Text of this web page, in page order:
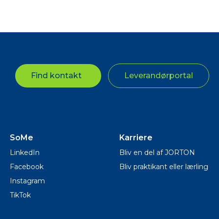
Find kontakt Leverandørportal
SoMe
LinkedIn
Facebook
Instagram
TikTok
Karriere
Bliv en del af JORTON
Bliv praktikant eller lærling